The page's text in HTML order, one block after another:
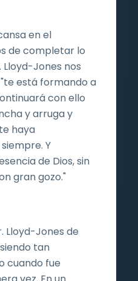
en el
de completar lo
Jones nos
está formando a
con ello
y arruga y
haya
Y
de Dios, sin
gran gozo."
Lloyd-Jones de
tan
cuando fue